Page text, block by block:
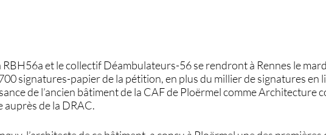
RBH56a et le collectif Déambulateurs-56 se rendront à Rennes le
signatures-papier de la pétition, en plus du millier de signatures en
de l’ancien bâtiment de la CAF de Ploërmel comme Architecture
auprès de la DRAC.